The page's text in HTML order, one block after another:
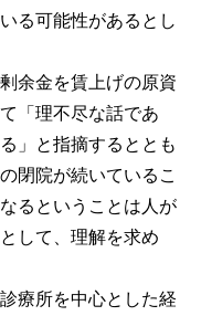
る可能性があるとし
余金を賃上げの原資
「理不尽な話であ
」と指摘するととも
閉院が続いているこ
るということは人が
して、理解を求め
療所を中心とした経